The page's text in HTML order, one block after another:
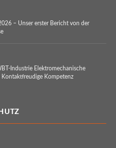
– Unser erster Bericht von der
Industrie Elektromechanische
Kontaktfreudige Kompetenz